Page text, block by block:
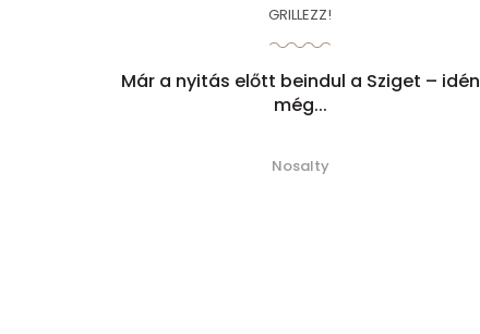
GRILLEZZ!
Már a nyitás előtt beindul a Sziget – idén
még...
Nosalty